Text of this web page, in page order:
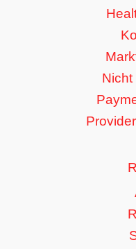
Nicht